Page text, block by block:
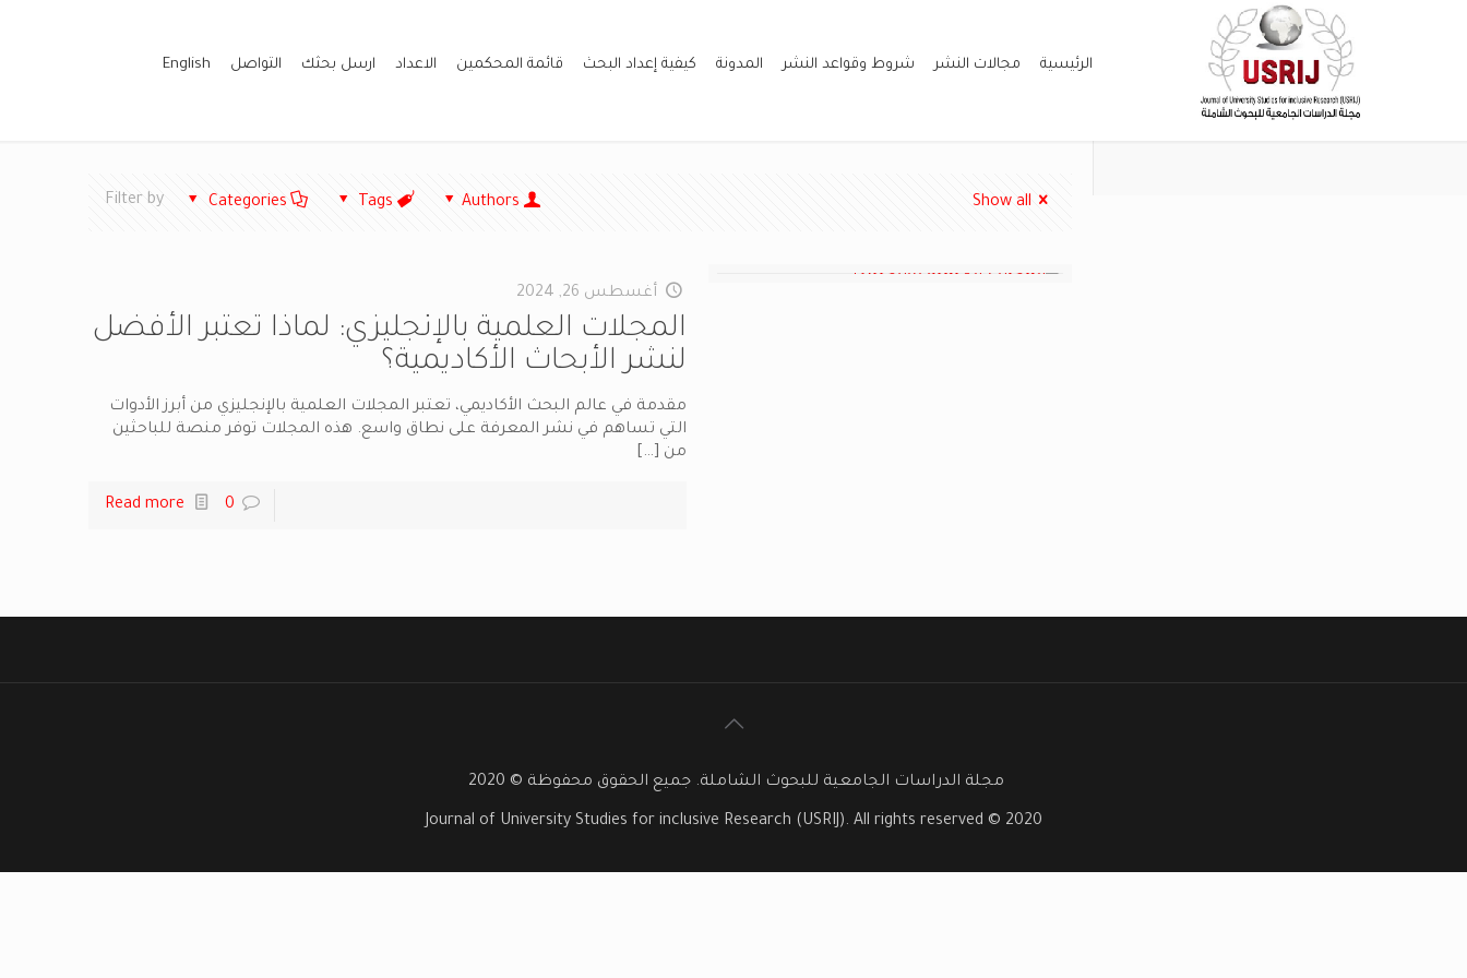
الرئيسية مجالات النشر شروط وقواعد النشر المدونة كيفية إعداد البحث قائمة المحكمين الاعداد ارسل بحثك التواصل English
Filter by Categories Tags Authors Show all
أغسطس 26, 2024
المجلات العلمية بالإنجليزي: لماذا تعتبر الأفضل
لنشر الأبحاث الأكاديمية؟
مقدمة في عالم البحث الأكاديمي، تعتبر المجلات العلمية بالإنجليزي من أبرز الأدوات
التي تساهم في نشر المعرفة على نطاق واسع. هذه المجلات توفر منصة للباحثين
من […]
0
Read more
مجلة الدراسات الجامعية للبحوث الشاملة. جميع الحقوق محفوظة © 2020
Journal of University Studies for inclusive Research (USRIJ). All rights reserved © 2020